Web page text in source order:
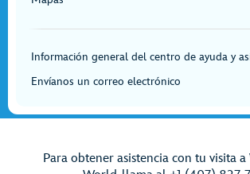
Información general del centro de ayuda y
Envíanos un correo electrónico
Para obtener asistencia con tu visita